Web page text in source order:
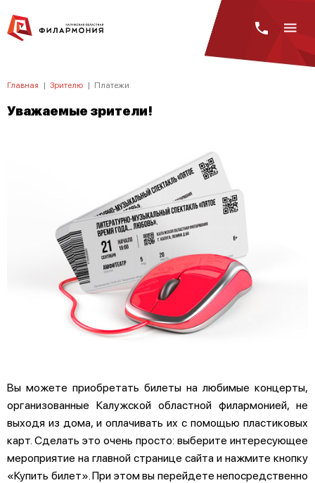
Главная | Зрителю | Платежи
Уважаемые зрители!
Вы можете приобретать билеты на любимые концерты,
организованные Калужской областной филармонией, не
выходя из дома, и оплачивать их с помощью пластиковых
карт. Сделать это очень просто: выберите интересующее
мероприятие на главной странице сайта и нажмите кнопку
«Купить билет». При этом вы перейдете непосредственно